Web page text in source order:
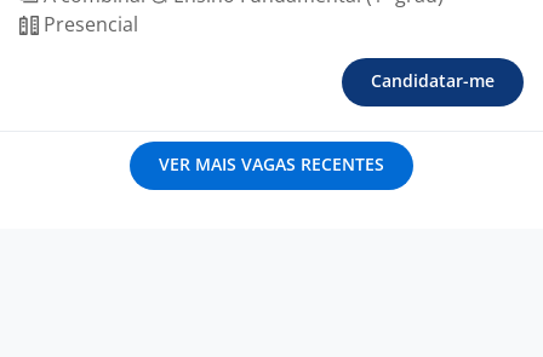
Presencial
Candidatar-me
VER MAIS VAGAS RECENTES